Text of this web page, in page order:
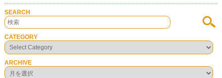
SEARCH
CATEGORY
ARCHIVE